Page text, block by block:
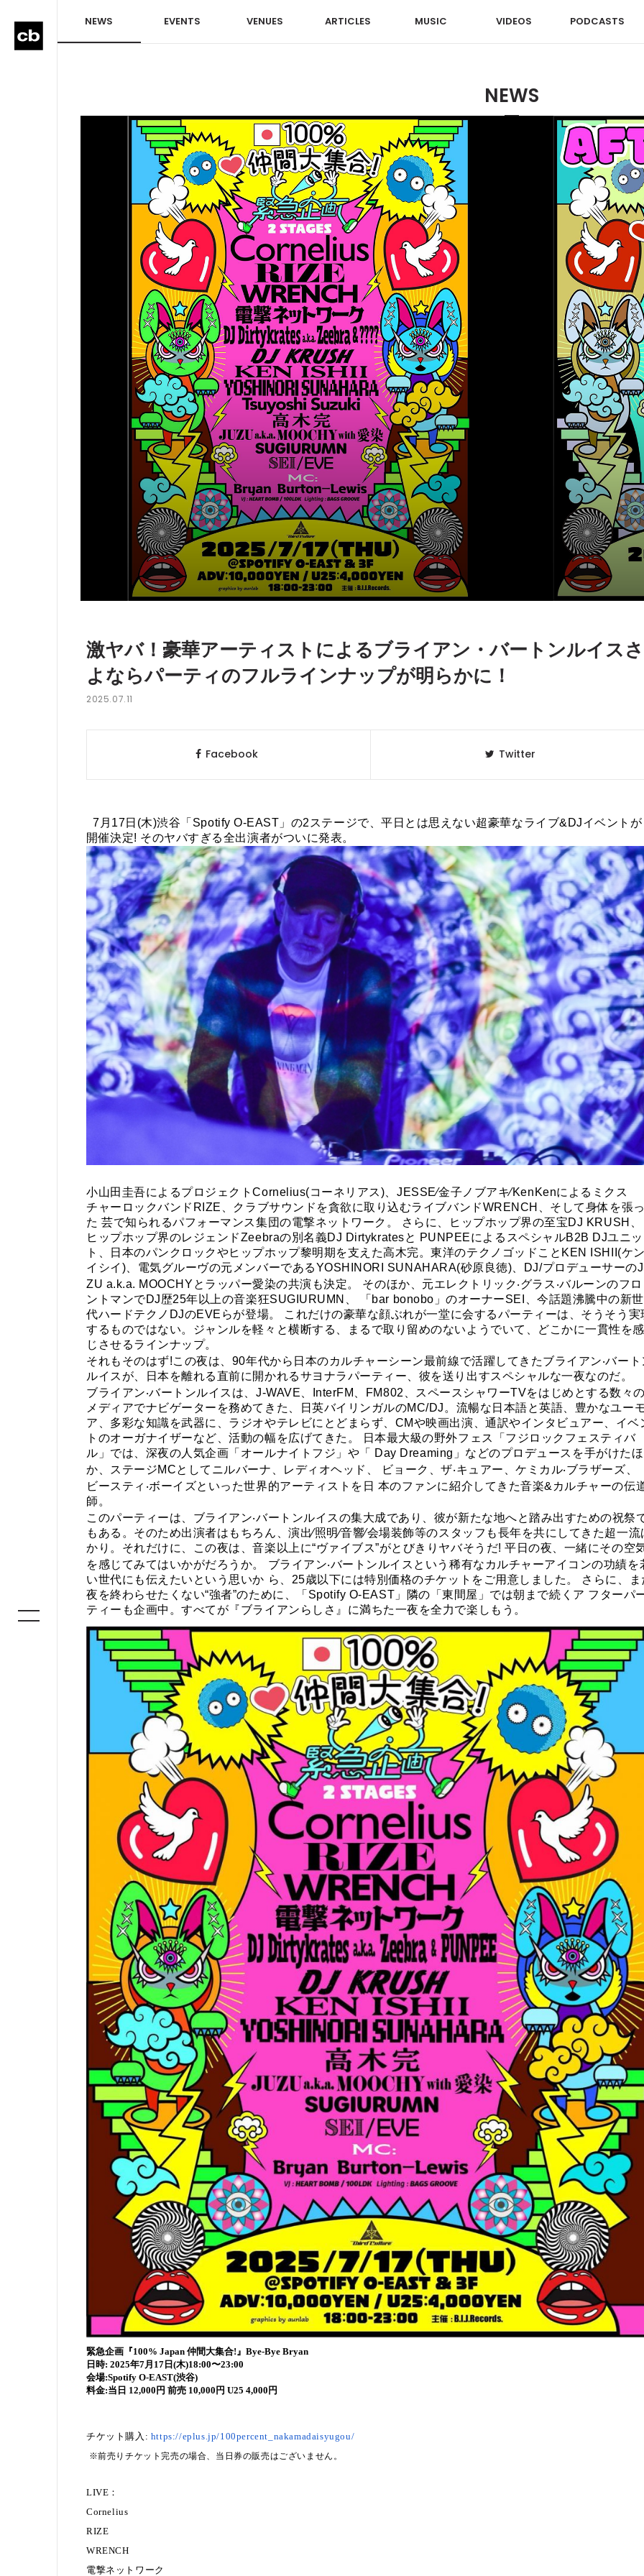
NEWS EVENTS VENUES ARTICLES MUSIC VIDEOS PODCASTS
NEWS
激ヤバ！豪華アーティストによるブライアン・バートンルイスさ
よならパーティのフルラインナップが明らかに！
2025.07.11
Facebook Twitter
7月17日(木)渋谷「Spotify O-EAST」の2ステージで、平日とは思えない超豪華なライブ&DJイベントが
開催決定! そのヤバすぎる全出演者がついに発表。
小山田圭吾によるプロジェクトCornelius(コーネリアス)、JESSE∕金子ノブアキ∕KenKenによるミクス
チャーロックバンドRIZE、クラブサウンドを貪欲に取り込むライブバンドWRENCH、そして身体を張っ
た 芸で知られるパフォーマンス集団の電撃ネットワーク。 さらに、ヒップホップ界の至宝DJ KRUSH、
ヒップホップ界のレジェンドZeebraの別名義DJ Dirtykratesと PUNPEEによるスペシャルB2B DJユニッ
ト、日本のパンクロックやヒップホップ黎明期を支えた高木完。東洋のテクノゴッドことKEN ISHII(ケン
イシイ)、電気グルーヴの元メンバーであるYOSHINORI SUNAHARA(砂原良徳)、DJ/プロデューサーの
ZU a.k.a. MOOCHYとラッパー愛染の共演も決定。 そのほか、元エレクトリック‧グラス‧バルーンのフロ
ントマンでDJ歴25年以上の音楽狂SUGIURUMN、 「bar bonobo」のオーナーSEI、今話題沸騰中の新世
代ハードテクノDJのEVEらが登場。 これだけの豪華な顔ぶれが一堂に会するパーティーは、そうそう実
するものではない。ジャンルを軽々と横断する、まるで取り留めのないようでいて、どこかに一貫性を感
じさせるラインナップ。
それもそのはず!この夜は、90年代から日本のカルチャーシーン最前線で活躍してきたブライアン‧バート
ルイスが、日本を離れる直前に開かれるサヨナラパーティー、彼を送り出すスペシャルな一夜なのだ。
ブライアン‧バートンルイスは、J-WAVE、InterFM、FM802、スペースシャワーTVをはじめとする数々の
メディアでナビゲーターを務めてきた、日英バイリンガルのMC/DJ。流暢な日本語と英語、豊かなユー
ア、多彩な知識を武器に、ラジオやテレビにとどまらず、CMや映画出演、通訳やインタビュアー、イベ
トのオーガナイザーなど、活動の幅を広げてきた。 日本最大級の野外フェス「フジロックフェスティバ
ル」では、深夜の人気企画「オールナイトフジ」や「 Day Dreaming」などのプロデュースを手がけたほ
か、ステージMCとしてニルバーナ、レディオヘッド、 ビョーク、ザ‧キュアー、ケミカル‧ブラザーズ、
ビースティ‧ボーイズといった世界的アーティストを日 本のファンに紹介してきた音楽&カルチャーの伝
師。
このパーティーは、ブライアン‧バートンルイスの集大成であり、彼が新たな地へと踏み出すための祝祭
もある。そのため出演者はもちろん、演出∕照明∕音響∕会場装飾等のスタッフも⻑年を共にしてきた超一流
かり。それだけに、この夜は、音楽以上に“ヴァイブス”がとびきりヤバそうだ! 平日の夜、一緒にその空
を感じてみてはいかがだろうか。 ブライアン‧バートンルイスという稀有なカルチャーアイコンの功績を
い世代にも伝えたいという思いか ら、25歳以下には特別価格のチケットをご用意しました。 さらに、ま
夜を終わらせたくない“強者”のために、「Spotify O-EAST」隣の「東間屋」では朝まで続くア フターパ
ティーも企画中。すべてが『ブライアンらしさ』に満ちた一夜を全力で楽しもう。
緊急企画『100% Japan 仲間大集合!』Bye-Bye Bryan
日時: 2025年7月17日(木)18:00〜23:00
会場:Spotify O-EAST(渋谷)
料金:当日 12,000円 前売 10,000円 U25 4,000円
チケット購入: https://eplus.jp/100percent_nakamadaisyugou/
※前売りチケット完売の場合、当日券の販売はございません。
LIVE：
Cornelius
RIZE
WRENCH
電撃ネットワーク
1
クラベリ
のおすす
年最新】
2
ニュージ
DJ!?
3
セレブ御
クラブが
TOKYO」
4
IKEAがDJ
発中！音
を発表
レコード
Aoyama